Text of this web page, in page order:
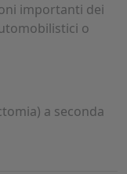
importanti dei
o
a seconda